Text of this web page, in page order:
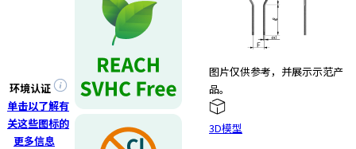
环境认证
单击以了解有
关这些图标的
更多信息
图片仅供参考，并展示示范产
品。
3D模型